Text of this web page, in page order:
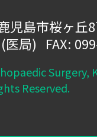
児島市桜ヶ丘
(医局) FAX:
Surgery,
Reserved.